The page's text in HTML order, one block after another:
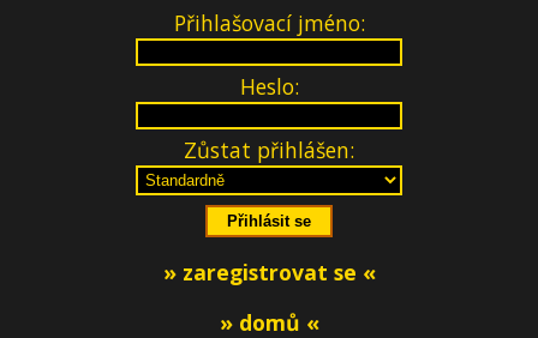
Přihlašovací jméno:
Heslo:
Zůstat přihlášen:
» zaregistrovat se «
» domů «